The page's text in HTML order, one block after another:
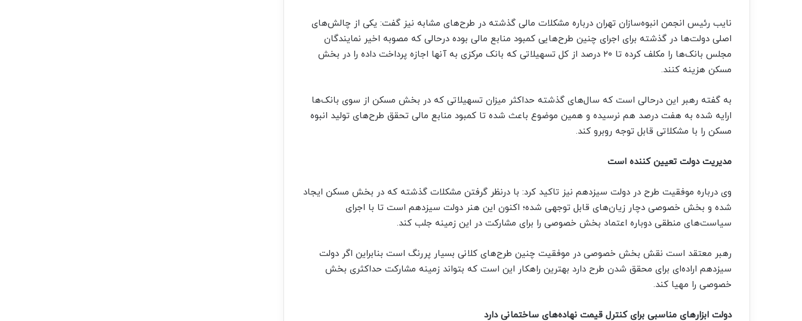
نایب رئیس انجمن انبوه‌سازان تهران درباره مشکلات مالی گذشته در طرح‌های مشابه نیز گفت: یکی از چالش‌های
اصلی دولت‌ها در گذشته برای اجرای چنین طرح‌هایی کمبود منابع مالی بوده درحالی که مصوبه اخیر نمایندگان
مجلس بانک‌ها را مکلف کرده تا ۲۰ درصد از کل تسهیلاتی که بانک مرکزی به آنها اجازه پرداخت داده را در بخش
مسکن هزینه کنند.
به گفته رهبر این درحالی است که سال‌های گذشته حداکثر میزان تسهیلاتی که در بخش مسکن از سوی بانک‌ها
ارایه شده به هفت درصد هم نرسیده و همین موضوع باعث شده تا کمبود منابع مالی تحقق طرح‌های تولید انبوه
مسکن را با مشکلاتی قابل توجه روبرو کند.
مدیریت دولت تعیین کننده است
وی درباره موفقیت طرح در دولت سیزدهم نیز تاکید کرد: با درنظر گرفتن مشکلات گذشته که در بخش مسکن ایجاد
شده و بخش خصوصی دچار زیان‌های قابل توجهی شده؛ اکنون این هنر دولت سیزدهم است تا با اجرای
سیاست‌های منطقی دوباره اعتماد بخش خصوصی را برای مشارکت در این زمینه جلب کند.
رهبر معتقد است نقش بخش خصوصی در موفقیت چنین طرح‌های کلانی بسیار پررنگ است بنابراین اگر دولت
سیزدهم اراده‌ای برای محقق شدن طرح دارد بهترین راهکار این است که بتواند زمینه مشارکت حداکثری بخش
خصوصی را مهیا کند.
دولت ابزارهای مناسبی برای کنترل قیمت نهاده‌های ساختمانی دارد